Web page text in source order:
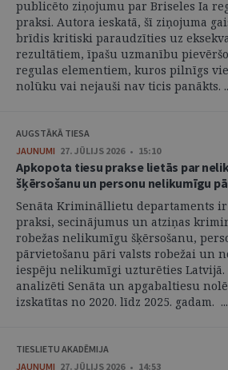
publicēto ziņojumu par Briseles Ia
praksi. Autora ieskatā, šī ziņojuma
brīdis kritiski paraudzīties uz
rezultātiem, īpašu uzmanību
regulas elementiem, kuros pilnīgs
nolūku vai nejauši nav ticis panākts.
AUGSTĀKĀ TIESA
JAUNUMI 27. JŪLIJS 2026 • 15:10
Apkopota tiesu prakse lietās par
šķērsošanu un personu nelikumīgu
Senāta Krimināllietu departaments
praksi, secinājumus un atziņas
robežas nelikumīgu šķērsošanu,
pārvietošanu pāri valsts robežai un
iespēju nelikumīgi uzturēties Latvijā.
analizēti Senāta un apgabaltiesu
izskatītas no 2020. līdz 2025. gadam. ...
TIESLIETU AKADĒMIJA
JAUNUMI 27. JŪLIJS 2026 • 14:53